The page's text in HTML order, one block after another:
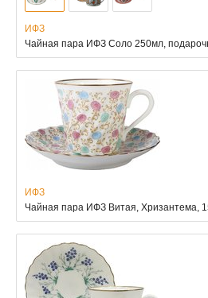
ИФЗ
Чайная пара ИФЗ Соло 250мл,
ИФЗ
Чайная пара ИФЗ Витая, Хризантема,